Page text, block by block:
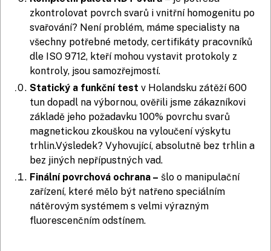
zkontrolovat povrch svarů i vnitřní homogenitu po
svařování? Není problém, máme specialisty na
všechny potřebné metody, certifikáty pracovníků
dle ISO 9712, kteří mohou vystavit protokoly z
kontroly, jsou samozřejmostí.
Statický a funkční test v Holandsku zátěží 600
tun dopadl na výbornou, ověřili jsme zákazníkovi
základě jeho požadavku 100% povrchu svarů
magnetickou zkouškou na vyloučení výskytu
trhlin.Výsledek? Vyhovující, absolutně bez trhlin a
bez jiných nepřípustných vad.
Finální povrchová ochrana – šlo o manipulační
zařízení, které mělo být natřeno speciálním
nátěrovým systémem s velmi výrazným
fluorescenčním odstínem.